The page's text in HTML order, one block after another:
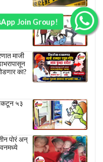
अन्
माजी
का?
५३
पोरं अन्
Join Group!